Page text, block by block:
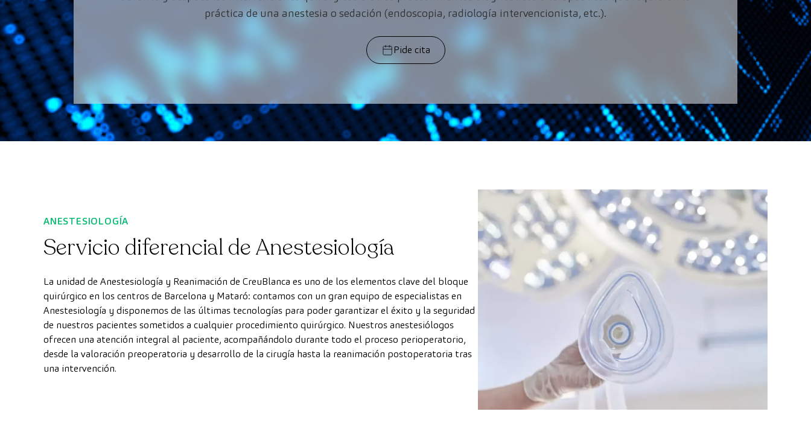
práctica de una anestesia o sedación (endoscopia, radiología intervencionista, etc.).
Pide cita
ANESTESIOLOGÍA
Servicio diferencial de Anestesiología
La unidad de Anestesiología y Reanimación de CreuBlanca es uno de los elementos clave del bloque
quirúrgico en los centros de Barcelona y Mataró: contamos con un gran equipo de especialistas en
Anestesiología y disponemos de las últimas tecnologías para poder garantizar el éxito y la seguridad
de nuestros pacientes sometidos a cualquier procedimiento quirúrgico. Nuestros anestesiólogos
ofrecen una atención integral al paciente, acompañándolo durante todo el proceso perioperatorio,
desde la valoración preoperatoria y desarrollo de la cirugía hasta la reanimación postoperatoria tras
una intervención.